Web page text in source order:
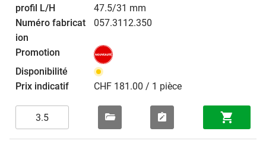
47.5/31 mm
057.3112.350
CHF 181.00 / 1 pièce